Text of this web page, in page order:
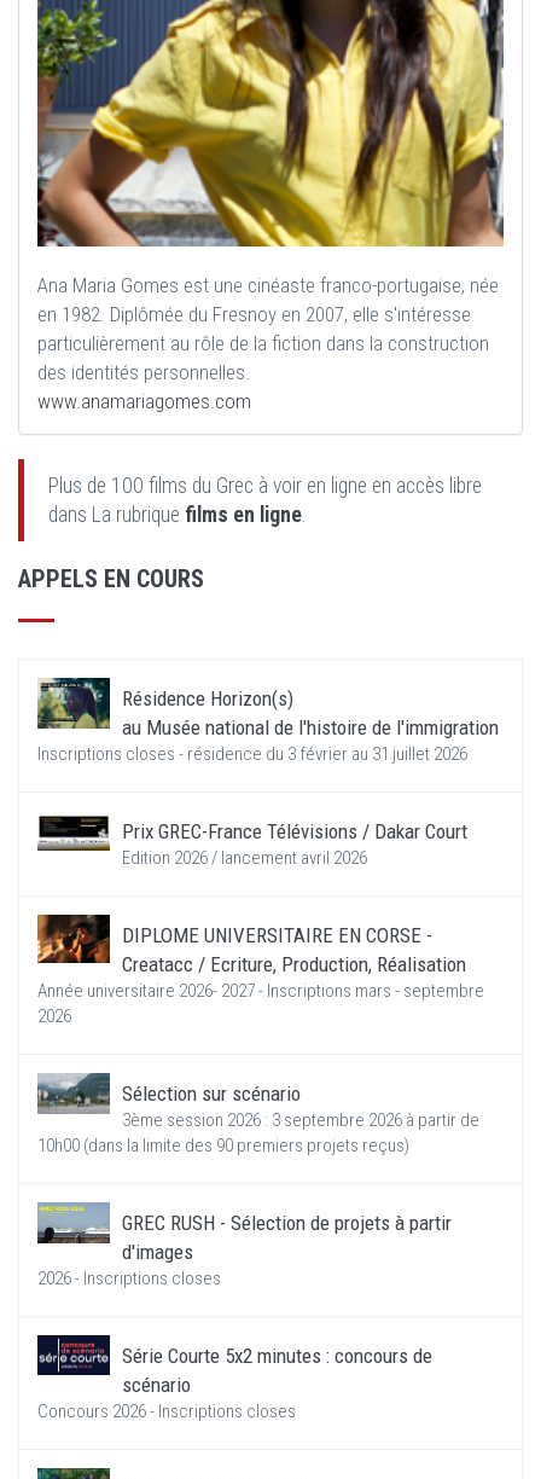
Ana Maria Gomes est une cinéaste franco-portugaise, née
en 1982. Diplômée du Fresnoy en 2007, elle s'intéresse
particulièrement au rôle de la fiction dans la construction
des identités personnelles.
www.anamariagomes.com
Plus de 100 films du Grec à voir en ligne en accès libre
dans La rubrique films en ligne.
APPELS EN COURS
Résidence Horizon(s)
au Musée national de l'histoire de l'immigration
Inscriptions closes - résidence du 3 février au 31 juillet 2026
Prix GREC-France Télévisions / Dakar Court
Edition 2026 / lancement avril 2026
DIPLOME UNIVERSITAIRE EN CORSE -
Creatacc / Ecriture, Production, Réalisation
Année universitaire 2026- 2027 - Inscriptions mars - septembre
2026
Sélection sur scénario
3ème session 2026 : 3 septembre 2026 à partir de
10h00 (dans la limite des 90 premiers projets reçus)
GREC RUSH - Sélection de projets à partir
d'images
2026 - Inscriptions closes
Série Courte 5x2 minutes : concours de
scénario
Concours 2026 - Inscriptions closes